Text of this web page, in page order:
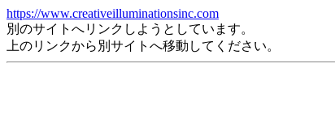
https://www.creativeilluminationsinc.com
別のサイトへリンクしようとしています。
上のリンクから別サイトへ移動してください。